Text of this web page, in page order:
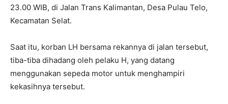
23.00 WIB, di Jalan Trans Kalimantan, Desa Pulau Telo,
Kecamatan Selat.
Saat itu, korban LH bersama rekannya di jalan tersebut,
tiba-tiba dihadang oleh pelaku H, yang datang
menggunakan sepeda motor untuk menghampiri
kekasihnya tersebut.